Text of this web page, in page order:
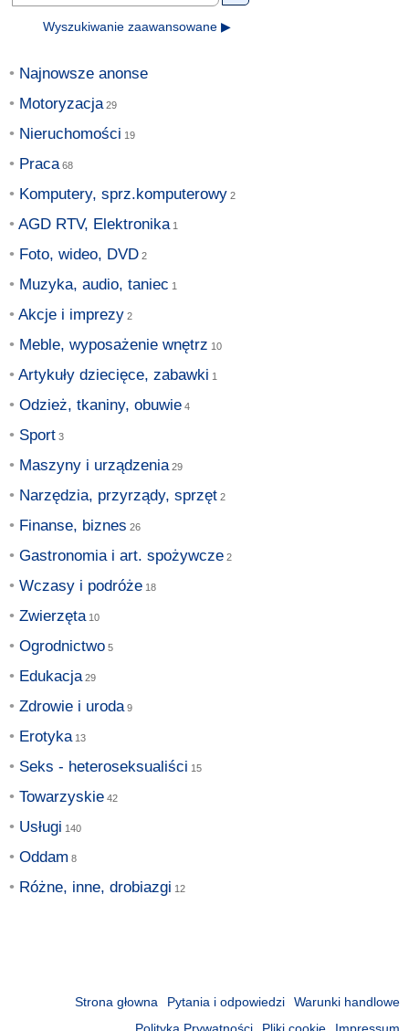
Wyszukiwanie zaawansowane ▶
Najnowsze anonse
Motoryzacja
Nieruchomości
Praca
Komputery, sprz.komputerowy
AGD RTV, Elektronika
Foto, wideo, DVD
Muzyka, audio, taniec
Akcje i imprezy
Meble, wyposażenie wnętrz
Artykuły dziecięce, zabawki
Odzież, tkaniny, obuwie
Sport
Maszyny i urządzenia
Narzędzia, przyrządy, sprzęt
Finanse, biznes
Gastronomia i art. spożywcze
Wczasy i podróże
Zwierzęta
Ogrodnictwo
Edukacja
Zdrowie i uroda
Erotyka
Seks - heteroseksualiści
Towarzyskie
Usługi
Oddam
Różne, inne, drobiazgi
Strona głowna Pytania i odpowiedzi
Warunki handlowe